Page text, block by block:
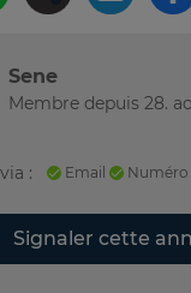
Sene
Membre depuis 28.
: Email
Signaler cette